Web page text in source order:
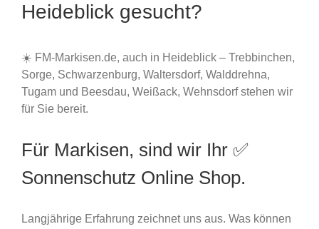
Heideblick gesucht?
☀️ FM-Markisen.de, auch in Heideblick – Trebbinchen,
Sorge, Schwarzenburg, Waltersdorf, Walddrehna,
Tugam und Beesdau, Weißack, Wehnsdorf stehen wir
für Sie bereit.
Für Markisen, sind wir Ihr ✅
Sonnenschutz Online Shop.
Langjährige Erfahrung zeichnet uns aus. Was können